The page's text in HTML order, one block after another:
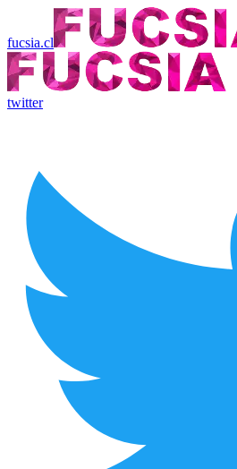
fucsia.cl
twitter